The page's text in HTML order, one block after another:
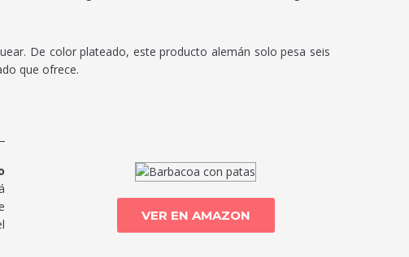
De color plateado, este producto alemán solo pesa seis
que ofrece.
VER EN AMAZON